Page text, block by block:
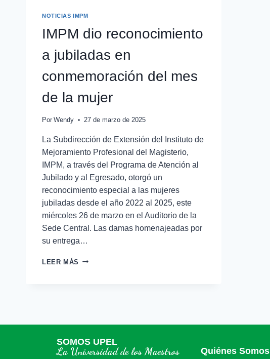
NOTICIAS IMPM
IMPM dio reconocimiento
a jubiladas en
conmemoración del mes
de la mujer
Por Wendy 27 de marzo de 2025
La Subdirección de Extensión del Instituto de
Mejoramiento Profesional del Magisterio,
IMPM, a través del Programa de Atención al
Jubilado y al Egresado, otorgó un
reconocimiento especial a las mujeres
jubiladas desde el año 2022 al 2025, este
miércoles 26 de marzo en el Auditorio de la
Sede Central. Las damas homenajeadas por
su entrega…
LEER MÁS
SOMOS UPEL
La Universidad de los Maestros Quiénes Somos